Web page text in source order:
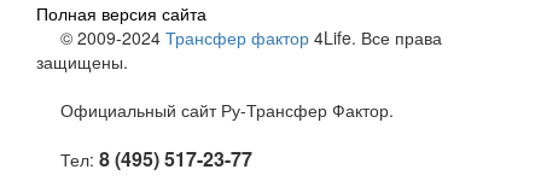
Полная версия сайта
© 2009-2024 Трансфер фактор 4Life. Все права
защищены.
Официальный сайт Ру-Трансфер Фактор.
Тел: 8 (495) 517-23-77